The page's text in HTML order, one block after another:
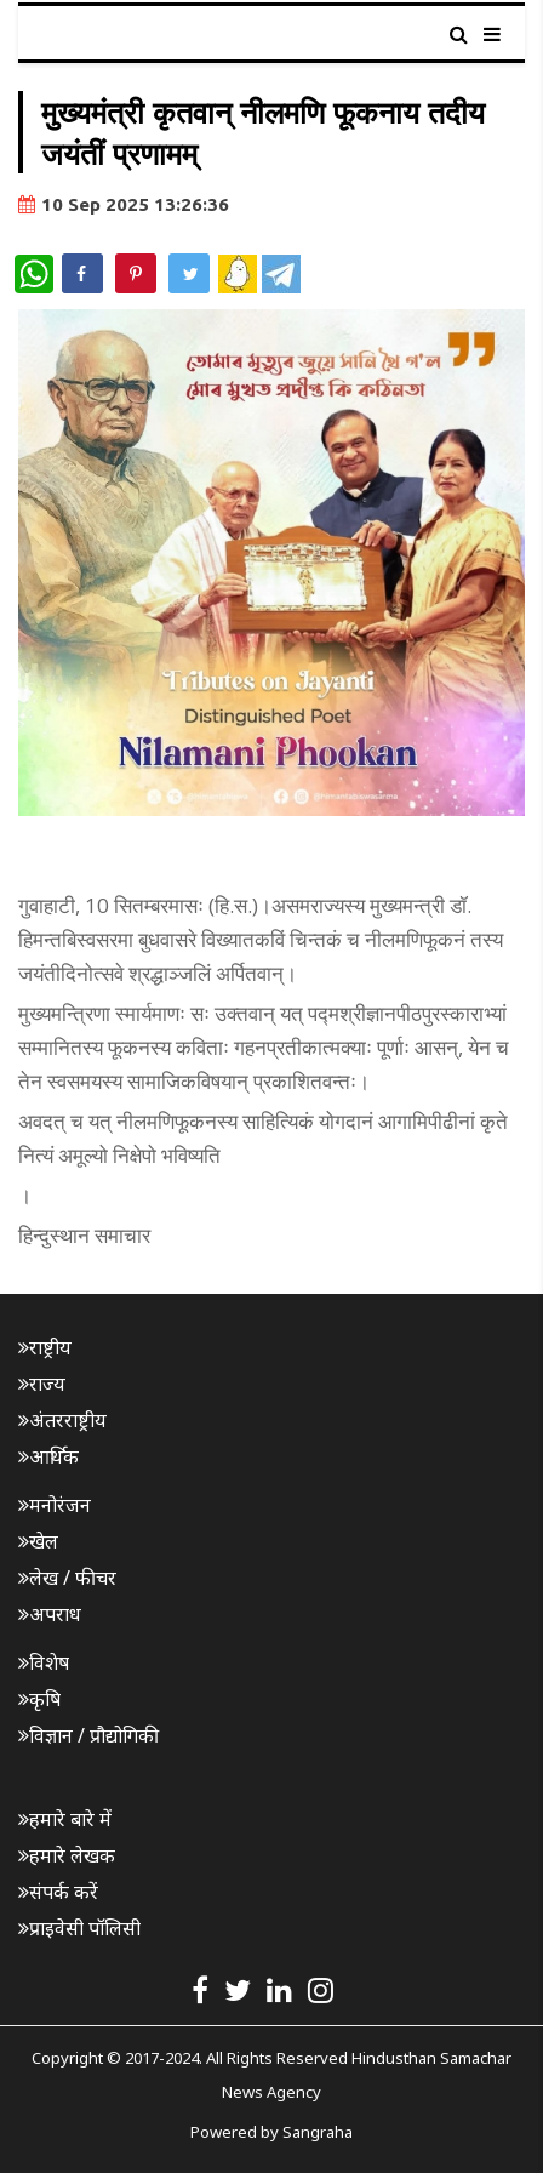
मुख्यमंत्री कृतवान् नीलमणि फूकनाय तदीय
जयंतीं प्रणामम्
10 Sep 2025 13:26:36
WhatsApp
गुवाहाटी, 10 सितम्बरमासः (हि.स.)।असमराज्यस्य मुख्यमन्त्री डॉ.
हिमन्तबिस्वसरमा बुधवासरे विख्यातकविं चिन्तकं च नीलमणिफूकनं तस्य
जयंतीदिनोत्सवे श्रद्धाञ्जलिं अर्पितवान्।
मुख्यमन्त्रिणा स्मार्यमाणः सः उक्तवान् यत् पद्मश्रीज्ञानपीठपुरस्काराभ्यां
सम्मानितस्य फूकनस्य कविताः गहनप्रतीकात्मक्याः पूर्णाः आसन्, येन च
तेन स्वसमयस्य सामाजिकविषयान् प्रकाशितवन्तः।
अवदत् च यत् नीलमणिफूकनस्य साहित्यिकं योगदानं आगामिपीढीनां कृते
नित्यं अमूल्यो निक्षेपो भविष्यति
।
हिन्दुस्थान समाचार
राष्ट्रीय
राज्य
अंतरराष्ट्रीय
आर्थिक
मनोरंजन
खेल
लेख / फीचर
अपराध
विशेष
कृषि
विज्ञान / प्रौद्योगिकी
हमारे बारे में
हमारे लेखक
संपर्क करें
प्राइवेसी पॉलिसी
Copyright © 2017-2024. All Rights Reserved Hindusthan Samachar
News Agency
Powered bySangraha